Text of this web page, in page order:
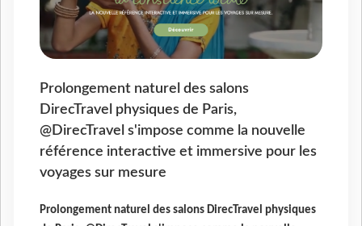
Prolongement naturel des salons
DirecTravel physiques de Paris,
@DirecTravel s'impose comme la nouvelle
référence interactive et immersive pour les
voyages sur mesure
Prolongement naturel des salons DirecTravel physiques